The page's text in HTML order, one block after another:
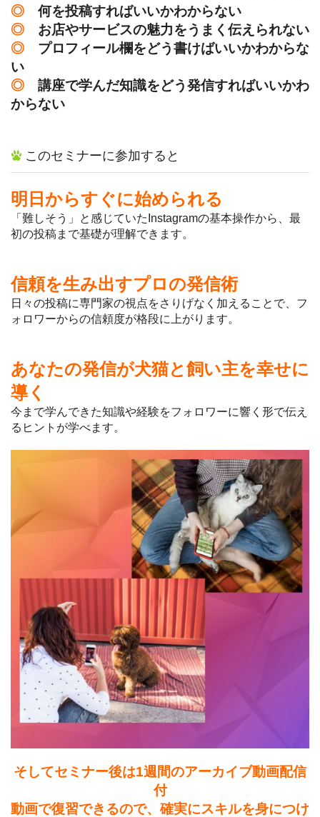
◎ 何を投稿すればいいかわからない
◎ お店やサービスの魅力をうまく伝えられない
◎ プロフィール欄をどう書けばいいかわからな
い
◎ 講座で学んだ知識をどう発信すればいいかわ
からない
このセミナーに参加すると
明日からすぐに始められる
「難しそう」と感じていたInstagramの基本操作から、最
初の投稿まで基礎が理解できます。
信頼を生み出すプロの発信術
日々の投稿に専門家の視点をさりげなく加えることで、フ
ォロワーからの信頼度が格段に上がります。
あなたの発信が犬猫と飼い主を幸せに
導く
今まで学んできた知識や経験をフォロワーに響く形で伝え
るヒントが学べます。
そしてセミナー後は1週間のアーカイブ動画配信
付
動画で復習できるので、確実にスキルを身につけ